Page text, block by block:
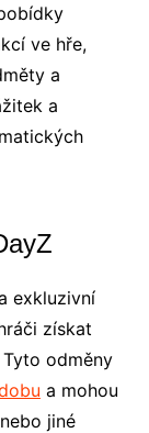
ve hře,
a
a
exkluzivní
získat
odměny
a mohou
jiné